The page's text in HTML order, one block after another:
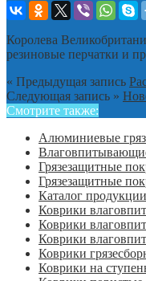
Королева
резиновые перчатки и
« Предыдущая запись
Следующая запись »
Смотрите также:
Алюминиевые
Грязезащитные
Грязезащитные
Каталог продукции
Коврики
Коврики
Коврики
Коврики
Коврики на